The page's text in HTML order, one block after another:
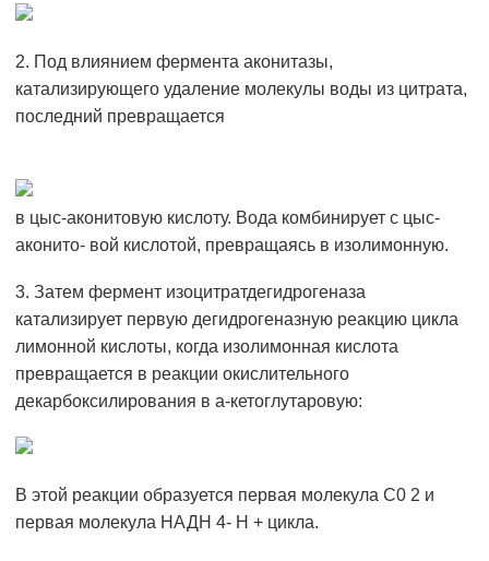
2. Под влиянием фермента аконитазы,
катализирующего удаление молекулы воды из цитрата,
последний превращается
в цыс-аконитовую кислоту. Вода комбинирует с цыс-
аконито- вой кислотой, превращаясь в изолимонную.
3. Затем фермент изоцитратдегидрогеназа
катализирует первую дегидрогеназную реакцию цикла
лимонной кислоты, когда изолимонная кислота
превращается в реакции окислительного
декарбоксилирования в а-кетоглутаровую:
В этой реакции образуется первая молекула С0 2 и
первая молекула НАДН 4- Н + цикла.